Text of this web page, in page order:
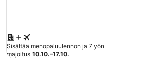
Sisältää menopaluulennon ja 7 yön
majoitus 10.10.–17.10.